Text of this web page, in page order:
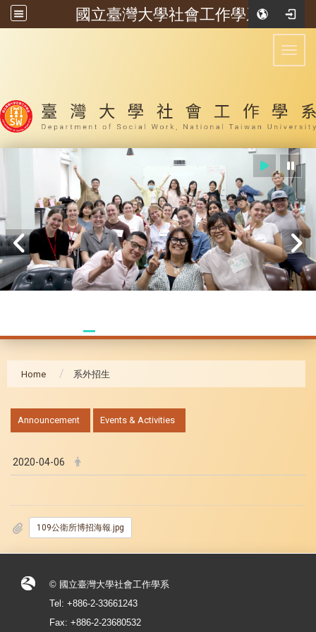
國立臺灣大學社會工作學系
:::
Home 系外招生
Announcement Events & Activities
2020-04-06
109公衛所博招海報.jpg
© 國立臺灣大學社會工作學系
Tel: +886-2-33661243
Fax: +886-2-23680532